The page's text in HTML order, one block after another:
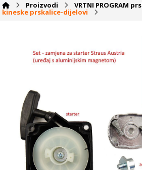
Proizvodi VRTNI PROGRAM
kineske prskalice-dijelovi